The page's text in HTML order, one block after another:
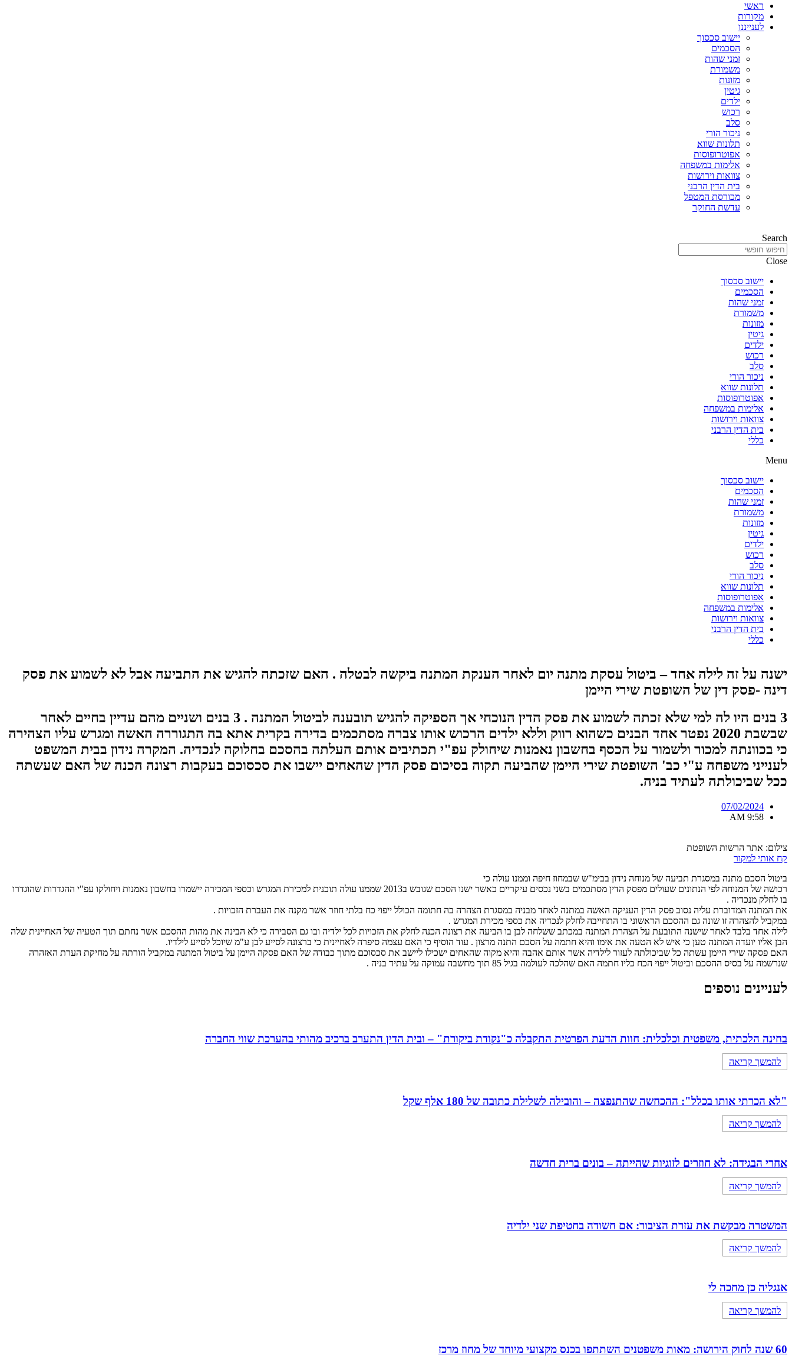
ראשי
מקורות
לענייננו
יישוב סכסוך
הסכמים
זמני שהות
משמורת
מזונות
גיטין
ילדים
רכוש
סלב
ניכור הורי
תלונות שווא
אפוטרופוסות
אלימות במשפחה
צוואות וירושות
בית הדין הרבני
מכורסת המטפל
עדשת החוקר
Search
Close
יישוב סכסוך
הסכמים
זמני שהות
משמורת
מזונות
גיטין
ילדים
רכוש
סלב
ניכור הורי
תלונות שווא
אפוטרופוסות
אלימות במשפחה
צוואות וירושות
בית הדין הרבני
כללי
Menu
יישוב סכסוך
הסכמים
זמני שהות
משמורת
מזונות
גיטין
ילדים
רכוש
סלב
ניכור הורי
תלונות שווא
אפוטרופוסות
אלימות במשפחה
צוואות וירושות
בית הדין הרבני
כללי
ישנה על זה לילה אחד – ביטול עסקת מתנה יום לאחר הענקת המתנה ביקשה לבטלה . האם שזכתה להגיש את התביעה אבל לא לשמוע את פסק
דינה -פסק דין של השופטת שירי היימן
3 בנים היו לה למי שלא זכתה לשמוע את פסק הדין הנוכחי אך הספיקה להגיש תובענה לביטול המתנה . 3 בנים ושניים מהם עדיין בחיים לאחר
שבשבת 2020 נפטר אחד הבנים כשהוא רווק וללא ילדים הרכוש אותו צברה מסתכמים בדירה בקרית אתא בה התגוררה האשה ומגרש עליו הצהירה
כי בכוונתה למכור ולשמור על הכסף בחשבון נאמנות שיחולק עפ"י תכתיבים אותם העלתה בהסכם בחלוקה לנכדיה. המקרה נידון בבית המשפט
לענייני משפחה ע"י כב' השופטת שירי היימן שהביעה תקוה בסיכום פסק הדין שהאחים יישבו את סכסוכם בעקבות רצונה הכנה של האם שעשתה
ככל שביכולתה לעתיד בניה.
07/02/2024
9:58 AM
צילום: אתר הרשות השופטת
קח אותי למקור
ביטול הסכם מתנה במסגרת תביעה של מנוחה נידון בבימ"ש שבמחוז חיפה וממנו עולה כי
רכושה של המנוחה לפי הנתונים שעולים מפסק הדין מסתכמים בשני נכסים עיקריים כאשר ישנו הסכם שגובש ב2013 שממנו עולה תוכנית למכירת המגרש וכספי המכירה יישמרו בחשבון נאמנות ויחולקו עפ"י ההגדרות שהוגדרו
בו לחלק מנכדיה .
את המתנה המדוברת עליה נסוב פסק הדין העניקה האשה במתנה לאחד מבניה במסגרת הצהרה בה חתומה הכולל ייפוי כח בלתי חוזר אשר מקנה את העברת הזכויות .
במקביל להצהרה זו שונה גם ההסכם הראשוני בו התחייבה לחלק לנכדיה את כספי מכירת המגרש .
לילה אחד בלבד לאחר שישנה התובעת על הצהרת המתנה במכתב ששלחה לבן בו הביעה את רצונה הכנה לחלק את הזכויות לכל ילדיה ובו גם הסבירה כי לא הבינה את מהות ההסכם אשר נחתם תוך הטעיה של האחיינית שלה
הבן אליו יועדה המתנה טען כי איש לא הטעה את אימו והיא חתמה על הסכם התנה מרצון . עוד הוסיף כי האם עצמה סיפרה לאחיינית כי ברצונה לסייע לבן ע"מ שיוכל לסייע לילדיו.
האם פסקה שירי היימן עשתה כל שביכולתה לעזור לילדיה אשר אותם אהבה והיא מקוה שהאחים ישכילו ליישב את סכסוכם מתוך כבודה של האם פסקה היימן על ביטול המתנה במקביל הורתה על מחיקת הערת האזהרה
שנרשמה על בסיס ההסכם וביטול ייפוי הכח כליו חתמה האם שהלכה לעולמה בגיל 85 תוך מחשבה עמוקה על עתיד בניה .
לעניינים נוספים
בחינה הלכתית, משפטית וכלכלית: חוות הדעת הפרטית התקבלה כ"נקודת ביקורת" – ובית הדין התערב ברכיב מהותי בהערכת שווי החברה
להמשך קריאה
"לא הכרתי אותו בכלל": ההכחשה שהתנפצה – והובילה לשלילת כתובה של 180 אלף שקל
להמשך קריאה
אחרי הבגידה: לא חוזרים לזוגיות שהייתה – בונים ברית חדשה
להמשך קריאה
המשטרה מבקשת את עזרת הציבור: אם חשודה בחטיפת שני ילדיה
להמשך קריאה
אנגליה כן מחכה לי
להמשך קריאה
60 שנה לחוק הירושה: מאות משפטנים השתתפו בכנס מקצועי מיוחד של מחוז מרכז